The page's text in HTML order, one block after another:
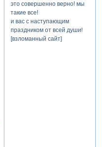
это совершенно верно! мы
такие все!
и вас с наступающим
праздником от всей души!
[взломанный сайт]